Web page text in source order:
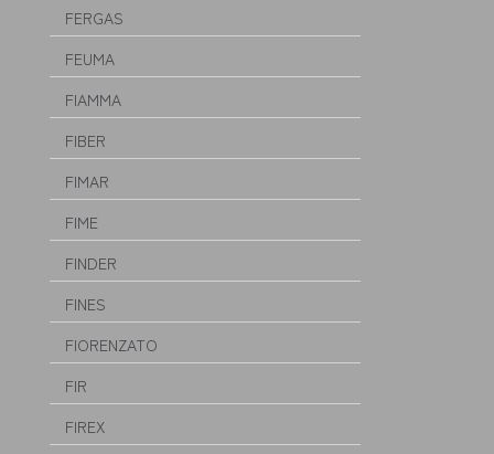
FERGAS
FEUMA
FIAMMA
FIBER
FIMAR
FIME
FINDER
FINES
FIORENZATO
FIR
FIREX